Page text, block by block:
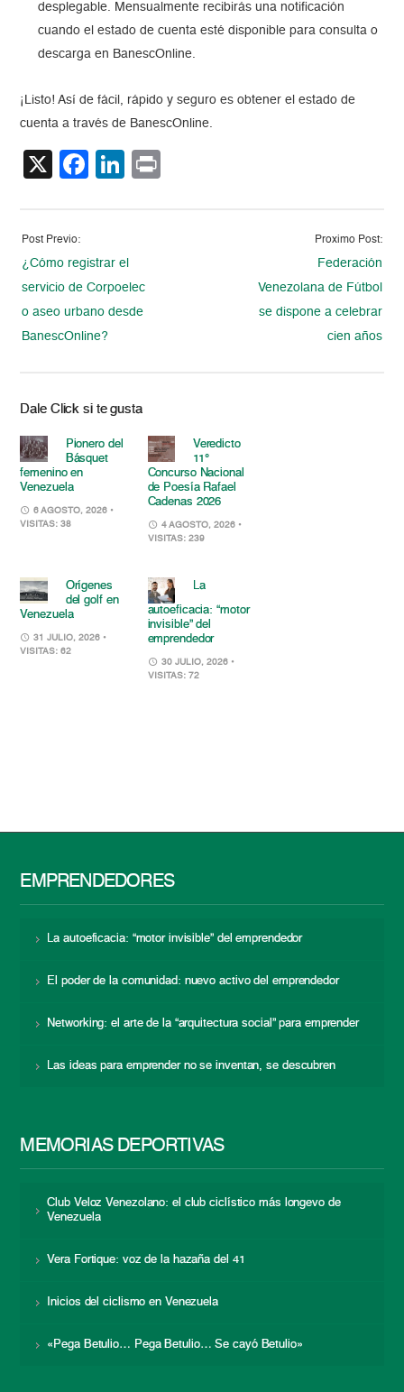
desplegable. Mensualmente recibirás una notificación
cuando el estado de cuenta esté disponible para consulta o
descarga en BanescOnline.
¡Listo! Así de fácil, rápido y seguro es obtener el estado de
cuenta a través de BanescOnline.
X Facebook
LinkedIn
Post Previo:
¿Cómo registrar el
servicio de Corpoelec
o aseo urbano desde
BanescOnline?
Proximo Post:
Federación
Venezolana de Fútbol
se dispone a celebrar
cien años
Dale Click si te gusta
Pionero del
Básquet
femenino en
Venezuela
6 AGOSTO, 2026 •
VISITAS: 38
Veredicto
11°
Concurso Nacional
de Poesía Rafael
Cadenas 2026
4 AGOSTO, 2026 •
VISITAS: 239
Orígenes
del golf en
Venezuela
31 JULIO, 2026 •
VISITAS: 62
La
autoeficacia: “motor
invisible” del
emprendedor
30 JULIO, 2026 •
VISITAS: 72
EMPRENDEDORES
La autoeficacia: “motor invisible” del emprendedor
El poder de la comunidad: nuevo activo del emprendedor
Networking: el arte de la “arquitectura social” para emprender
Las ideas para emprender no se inventan, se descubren
MEMORIAS DEPORTIVAS
Club Veloz Venezolano: el club ciclístico más longevo de
Venezuela
Vera Fortique: voz de la hazaña del 41
Inicios del ciclismo en Venezuela
«Pega Betulio… Pega Betulio… Se cayó Betulio»